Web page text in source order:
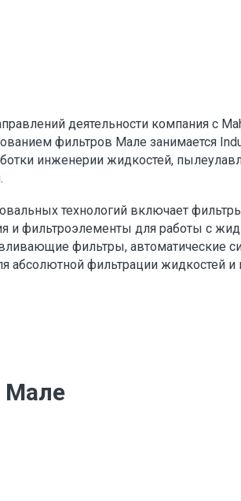
деятельности компания с
фильтров Мале занимается
инженерии жидкостей,
технологий включает
и фильтроэлементы для работы с
фильтры, автоматические
абсолютной фильтрации жидкостей и
Мале